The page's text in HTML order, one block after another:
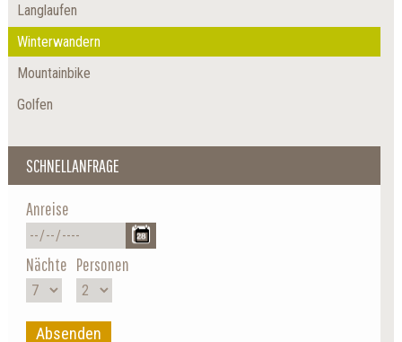
Langlaufen
Winterwandern
Mountainbike
Golfen
SCHNELLANFRAGE
Anreise
Nächte Personen
Absenden